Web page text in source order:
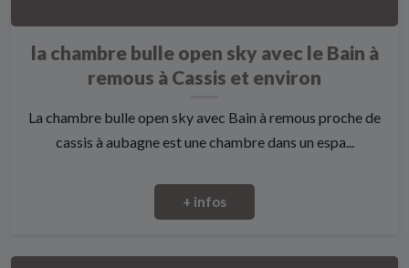
la chambre bulle open sky avec le Bain à
remous à Cassis et environ
La chambre bulle open sky avec Bain à remous proche de
cassis à aubagne est une chambre dans un espa...
+ infos